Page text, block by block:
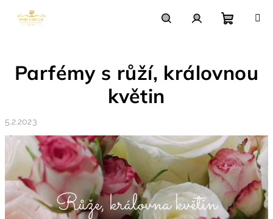
košík
Parfémy s růží, královnou
květin
5.2.2023